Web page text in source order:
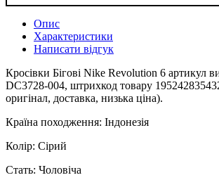
Опис
Характеристики
Написати відгук
Кросівки Бігові Nike Revolution 6 артикул
DC3728-004, штрихкод товару
оригінал, доставка, низька ціна).
Країна походження: Індонезія
Колір: Сірий
Стать: Чоловіча